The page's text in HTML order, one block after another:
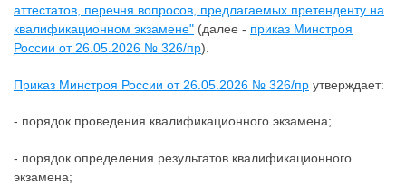
аттестатов, перечня вопросов, предлагаемых претенденту на
квалификационном экзамене" (далее - приказ Минстроя
России от 26.05.2026 № 326/пр).
Приказ Минстроя России от 26.05.2026 № 326/пр утверждает:
- порядок проведения квалификационного экзамена;
- порядок определения результатов квалификационного
экзамена;